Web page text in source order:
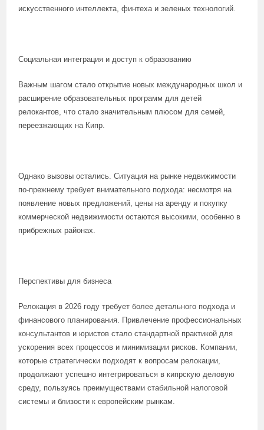
искусственного интеллекта, финтеха и зеленых технологий.
Социальная интеграция и доступ к образованию
Важным шагом стало открытие новых международных школ и
расширение образовательных программ для детей
релокантов, что стало значительным плюсом для семей,
переезжающих на Кипр.
Однако вызовы остались. Ситуация на рынке недвижимости
по-прежнему требует внимательного подхода: несмотря на
появление новых предложений, цены на аренду и покупку
коммерческой недвижимости остаются высокими, особенно в
прибрежных районах.
Перспективы для бизнеса
Релокация в 2026 году требует более детального подхода и
финансового планирования. Привлечение профессиональных
консультантов и юристов стало стандартной практикой для
ускорения всех процессов и минимизации рисков. Компании,
которые стратегически подходят к вопросам релокации,
продолжают успешно интегрироваться в кипрскую деловую
среду, пользуясь преимуществами стабильной налоговой
системы и близости к европейским рынкам.